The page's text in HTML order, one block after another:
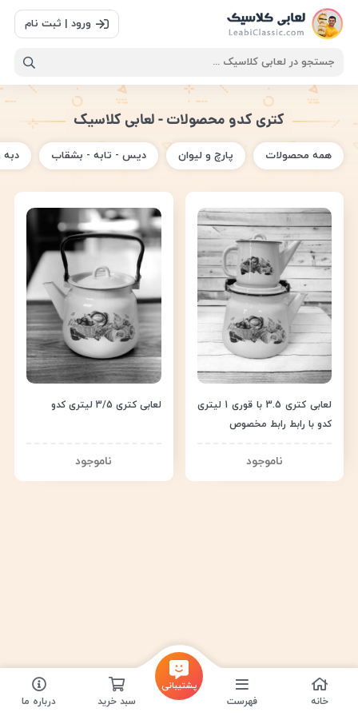
ورود | ثبت نام
کتری کدو محصولات - لعابی کلاسیک
همه محصولات پارچ و لیوان دیس - تابه - بشقاب
لعابی کتری 3.5 با قوری 1 لیتری
کدو با رابط رابط مخصوص
لعابی کتری 3/5 لیتری کدو
خانه فهرست درباره ما سبد خرید
پشتیبانی